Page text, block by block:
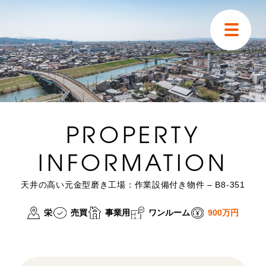
トップ
物件検索
空き家掲示板
移住ストーリー
PROPERTY
INFORMATION
天井の高い元金型磨き工場：作業設備付き物件 – B8-351
栄 売買 事業用 ワンルーム 900万円